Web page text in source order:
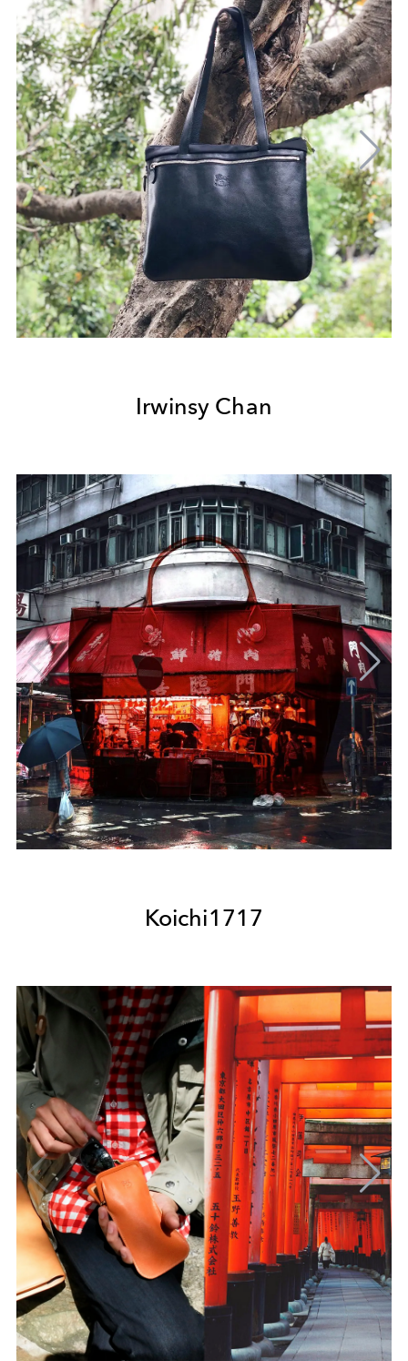
Irwinsy Chan
Koichi1717